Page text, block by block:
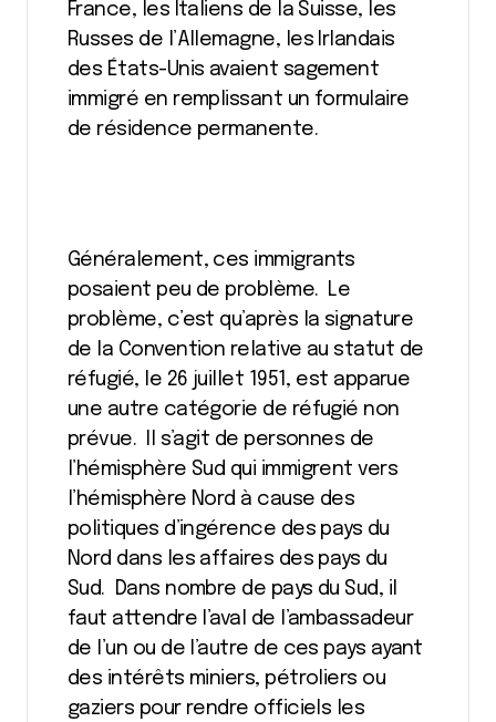
France, les Italiens de la Suisse, les
Russes de l’Allemagne, les Irlandais
des États-Unis avaient sagement
immigré en remplissant un formulaire
de résidence permanente.
Généralement, ces immigrants
posaient peu de problème. Le
problème, c’est qu’après la signature
de la Convention relative au statut de
réfugié, le 26 juillet 1951, est apparue
une autre catégorie de réfugié non
prévue. Il s’agit de personnes de
l’hémisphère Sud qui immigrent vers
l’hémisphère Nord à cause des
politiques d’ingérence des pays du
Nord dans les affaires des pays du
Sud. Dans nombre de pays du Sud, il
faut attendre l’aval de l’ambassadeur
de l’un ou de l’autre de ces pays ayant
des intérêts miniers, pétroliers ou
gaziers pour rendre officiels les